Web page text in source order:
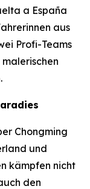
a España
aus
Profi-Teams
Chongming
und
kämpfen nicht
den